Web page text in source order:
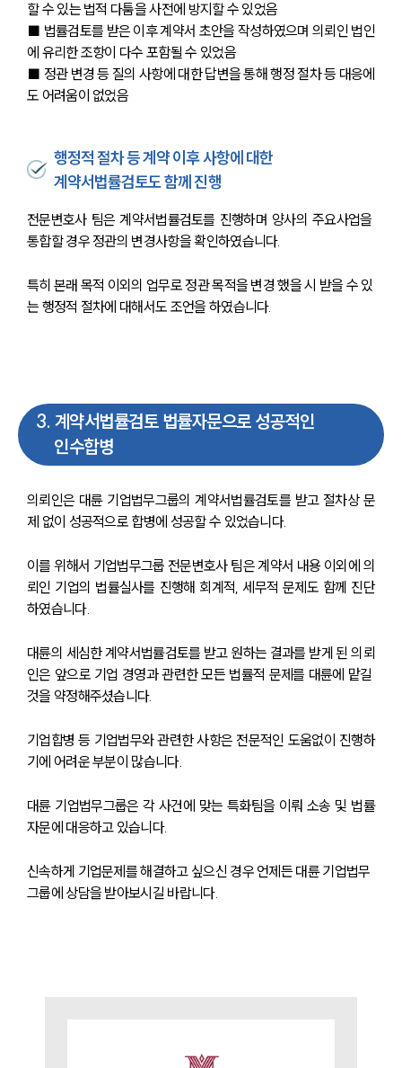
센터소개
할 수 있는 법적 다툼을 사전에 방지할 수 있었음
■ 법률검토를 받은 이후 계약서 초안을 작성하였으며 의뢰인 법인
에 유리한 조항이 다수 포함될 수 있었음
■ 정관 변경 등 질의 사항에 대한 답변을 통해 행정 절차 등 대응에
도 어려움이 없었음
행정적 절차 등 계약 이후 사항에 대한
계약서법률검토도 함께 진행
전문변호사 팀은 계약서법률검토를 진행하며 양사의 주요사업을
통합할 경우 정관의 변경사항을 확인하였습니다.
특히 본래 목적 이외의 업무로 정관 목적을 변경 했을 시 받을 수 있
는 행정적 절차에 대해서도 조언을 하였습니다.
3. 계약서법률검토 법률자문으로 성공적인
인수합병
의뢰인은 대륜 기업법무그룹의 계약서법률검토를 받고 절차상 문
제 없이 성공적으로 합병에 성공할 수 있었습니다.
이를 위해서 기업법무그룹 전문변호사 팀은 계약서 내용 이외에 의
뢰인 기업의 법률실사를 진행해 회계적, 세무적 문제도 함께 진단
하였습니다.
대륜의 세심한 계약서법률검토를 받고 원하는 결과를 받게 된 의뢰
인은 앞으로 기업 경영과 관련한 모든 법률적 문제를 대륜에 맡길
것을 약정해주셨습니다.
기업합병 등 기업법무와 관련한 사항은 전문적인 도움없이 진행하
기에 어려운 부분이 많습니다.
대륜 기업법무그룹은 각 사건에 맞는 특화팀을 이뤄 소송 및 법률
자문에 대응하고 있습니다.
신속하게 기업문제를 해결하고 싶으신 경우 언제든 대륜 기업법무
그룹에 상담을 받아보시길 바랍니다.